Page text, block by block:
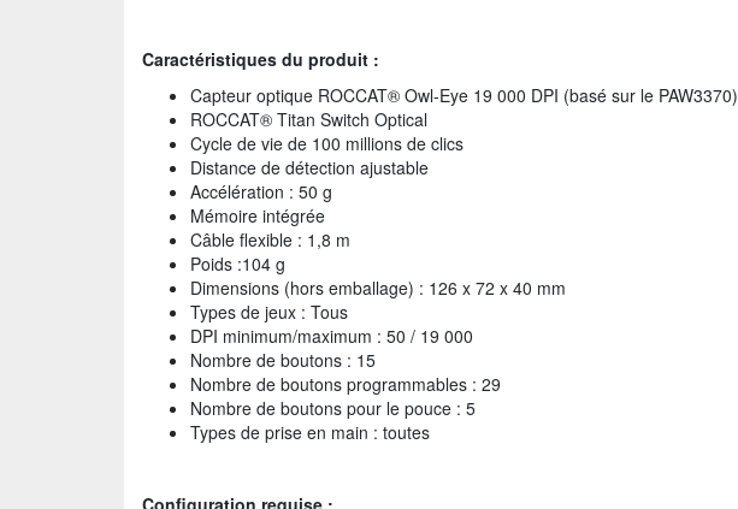
Caractéristiques du produit :
Capteur optique ROCCAT® Owl-Eye 19 000 DPI (basé sur le PAW3370)
ROCCAT® Titan Switch Optical
Cycle de vie de 100 millions de clics
Distance de détection ajustable
Accélération : 50 g
Mémoire intégrée
Câble flexible : 1,8 m
Poids :104 g
Dimensions (hors emballage) : 126 x 72 x 40 mm
Types de jeux : Tous
DPI minimum/maximum : 50 / 19 000
Nombre de boutons : 15
Nombre de boutons programmables : 29
Nombre de boutons pour le pouce : 5
Types de prise en main : toutes
Configuration requise :